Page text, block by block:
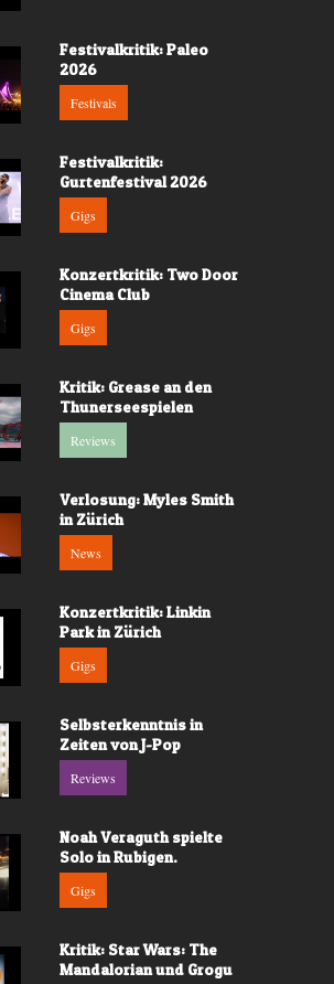
Festivalkritik: Paleo
2026
Festivals
Festivalkritik:
Gurtenfestival 2026
Gigs
Konzertkritik: Two Door
Cinema Club
Gigs
Kritik: Grease an den
Thunerseespielen
Reviews
Verlosung: Myles Smith
in Zürich
News
Konzertkritik: Linkin
Park in Zürich
Gigs
Selbsterkenntnis in
Zeiten von J-Pop
Reviews
Noah Veraguth spielte
Solo in Rubigen.
Gigs
Kritik: Star Wars: The
Mandalorian und Grogu